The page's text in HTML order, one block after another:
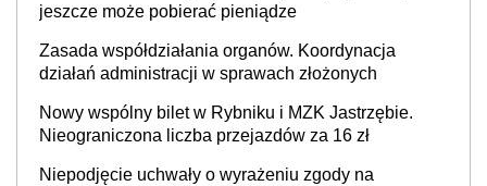
jeszcze może pobierać pieniądze
Zasada współdziałania organów. Koordynacja
działań administracji w sprawach złożonych
Nowy wspólny bilet w Rybniku i MZK Jastrzębie.
Nieograniczona liczba przejazdów za 16 zł
Niepodjęcie uchwały o wyrażeniu zgody na